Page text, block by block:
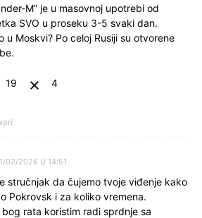
M” je u masovnoj upotrebi od
SVO u proseku 3-5 svaki dan.
u Moskvi? Po celoj Rusiji su otvorene
19 4
02/2026 U 14:51
stručnjak da čujemo tvoje viđenje kako
Pokrovsk i za koliko vremena.
rata koristim radi sprdnje sa